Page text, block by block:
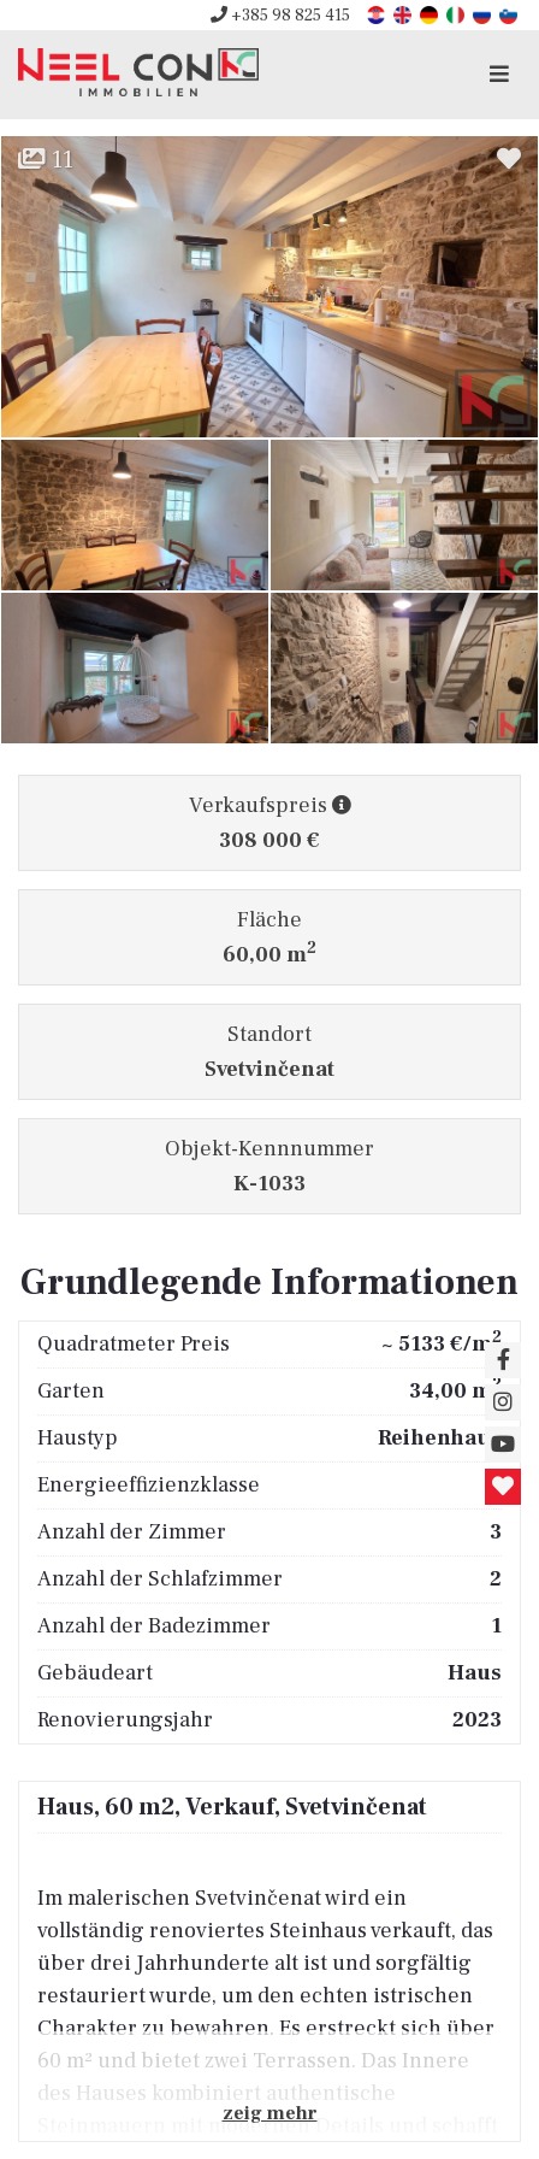
+385 98 825 415
11
Verkaufspreis
308 000 €
Fläche
60,00 m2
Standort
Svetvinčenat
Objekt-Kennnummer
K-1033
Grundlegende Informationen
Quadratmeter Preis ~ 5133 €/m2
Garten 34,00 m 2
Haustyp
Reihenhaus
Energieeffizienzklasse
B
Anzahl der Zimmer
3
Anzahl der Schlafzimmer
2
Anzahl der Badezimmer
1
Gebäudeart
Haus
Renovierungsjahr
2023
Haus, 60 m2, Verkauf, Svetvinčenat
Im malerischen Svetvinčenat wird ein
vollständig renoviertes Steinhaus verkauft, das
über drei Jahrhunderte alt ist und sorgfältig
restauriert wurde, um den echten istrischen
Charakter zu bewahren. Es erstreckt sich über
60 m² und bietet zwei Terrassen. Das Innere
des Hauses kombiniert authentische
Steinmauern mit modernen Details und schafft
zeig mehr